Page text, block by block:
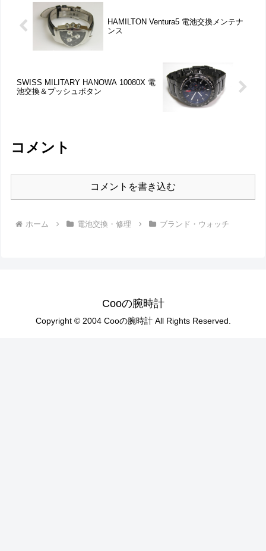
HAMILTON Ventura5 電池交換メンテナ
ンス
SWISS MILITARY HANOWA 10080X 電
池交換＆プッシュボタン
コメント
コメントを書き込む
ホーム 電池交換・修理 ブランド・ウォッチ
Cooの腕時計
Copyright © 2004 Cooの腕時計 All Rights Reserved.